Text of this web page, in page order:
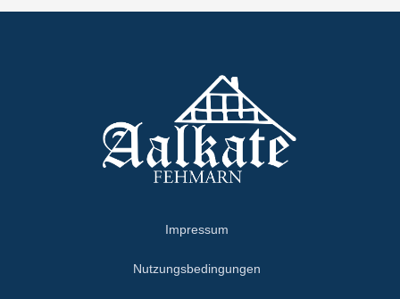
Impressum
Nutzungsbedingungen